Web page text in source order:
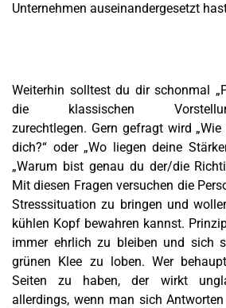
Unternehmen auseinandergesetzt
Weiterhin solltest du dir schonmal
die klassischen
zurechtlegen. Gern gefragt wird
dich?“ oder „Wo liegen deine
„Warum bist genau du der/die
Mit diesen Fragen versuchen die
Stresssituation zu bringen und
kühlen Kopf bewahren kannst.
immer ehrlich zu bleiben und sich
grünen Klee zu loben. Wer
Seiten zu haben, der wirkt
allerdings, wenn man sich